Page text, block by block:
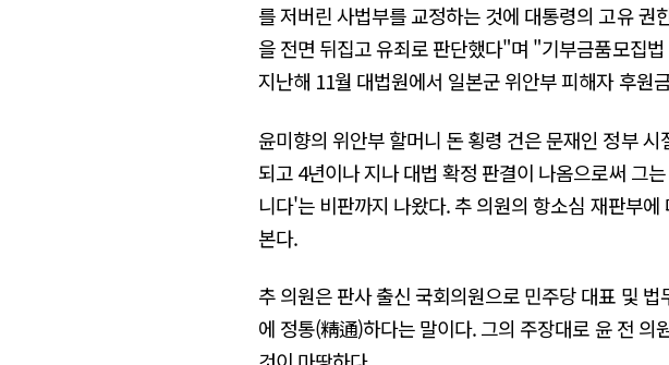
를 저버린 사법부를 교정하는 것에 대통령의 고유
을 전면 뒤집고 유죄로 판단했다"며 "기부금품모집
지난해 11월 대법원에서 일본군 위안부 피해자 후원
윤미향의 위안부 할머니 돈 횡령 건은 문재인 정부
되고 4년이나 지나 대법 확정 판결이 나옴으로써 그
니다'는 비판까지 나왔다. 추 의원의 항소심 재판부
본다.
추 의원은 판사 출신 국회의원으로 민주당 대표 및
에 정통(精通)하다는 말이다. 그의 주장대로 윤 전